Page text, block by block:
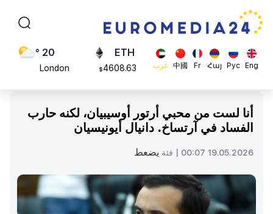
Eng
Рус
Հայ
Fr
中國 عرب
ADA
0.868816
ETH
$4608.63
20 °
London
23 °
23 °
Madrid
أنا لست من محبي أرتور أوسيبيان، لكنه حارب
الفساد في آرتساخ. دانيال أيونيسيان
19.05.2026 00:07 | فئة يضعط